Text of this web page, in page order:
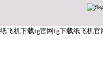
纸飞机下载tg官网tg下载纸飞机官